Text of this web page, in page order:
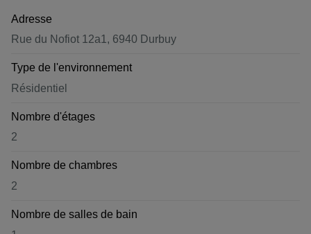
Adresse
Rue du Nofiot 12a1, 6940 Durbuy
Type de l'environnement
Résidentiel
Nombre d'étages
2
Nombre de chambres
2
Nombre de salles de bain